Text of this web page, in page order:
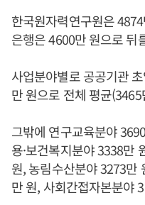
한국원자력연구원은
은행은 4600만 원으로 뒤
사업분야별로 공공기관
만 원으로 전체 평균
그밖에 연구교육분야
용·보건복지분야 3338만
원, 농림수산분야 3273만
만 원, 사회간접자본분야